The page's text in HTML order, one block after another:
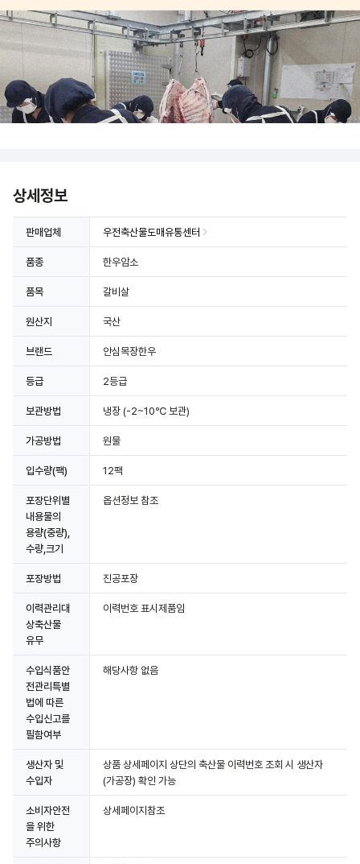
상세정보
판매업체 우전축산물도매유통센터
품종 한우암소
품목 갈비살
원산지 국산
브랜드 안심목장한우
등급 2등급
보관방법 냉장 (-2~10℃ 보관)
가공방법 원물
입수량(팩) 12팩
포장단위별
내용물의
용량(중량),
수량,크기
옵션정보 참조
포장방법 진공포장
이력관리대
상축산물
유무
이력번호 표시제품임
수입식품안
전관리특별
법에 따른
수입신고를
필함여부
해당사항 없음
생산자 및
수입자
상품 상세페이지 상단의 축산물 이력번호 조회 시 생산자
(가공장) 확인 가능
소비자안전
을 위한
주의사항
상세페이지참조